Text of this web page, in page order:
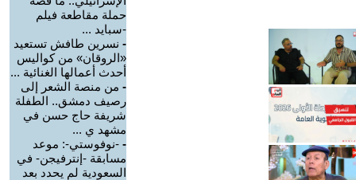
حملة مقاطعة فيلم
-سبايد ...
- نسرين طافش تستعيد
«الروقان» من كواليس
أحدث أعمالها الغنائية ...
- من منصة الشعر إلى
رصيف دمشق.. الطفلة
شريفة حاج حسن في
مشهد ي ...
- -نوفوستي-: موعد
مسابقة -إنترفيجن- في
السعودية لم يحدد بعد